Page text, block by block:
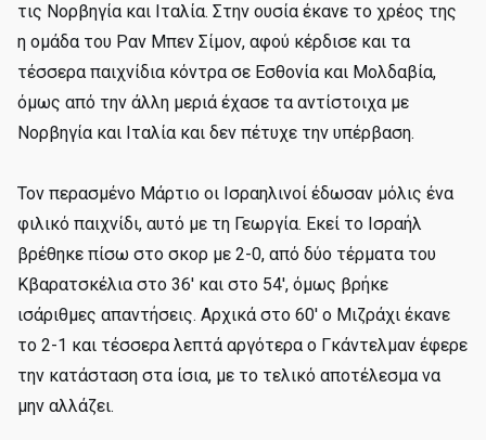
τις Νορβηγία και Ιταλία. Στην ουσία έκανε το χρέος της
η ομάδα του Ραν Μπεν Σίμον, αφού κέρδισε και τα
τέσσερα παιχνίδια κόντρα σε Εσθονία και Μολδαβία,
όμως από την άλλη μεριά έχασε τα αντίστοιχα με
Νορβηγία και Ιταλία και δεν πέτυχε την υπέρβαση.
Τον περασμένο Μάρτιο οι Ισραηλινοί έδωσαν μόλις ένα
φιλικό παιχνίδι, αυτό με τη Γεωργία. Εκεί το Ισραήλ
βρέθηκε πίσω στο σκορ με 2-0, από δύο τέρματα του
Κβαρατσκέλια στο 36' και στο 54', όμως βρήκε
ισάριθμες απαντήσεις. Αρχικά στο 60' ο Μιζράχι έκανε
το 2-1 και τέσσερα λεπτά αργότερα ο Γκάντελμαν έφερε
την κατάσταση στα ίσια, με το τελικό αποτέλεσμα να
μην αλλάζει.